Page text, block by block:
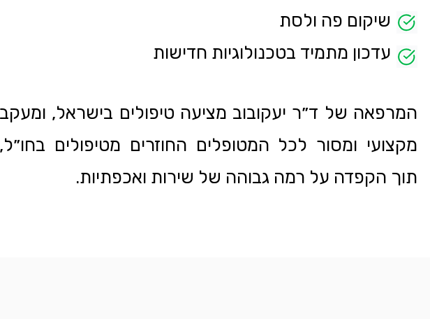
שיקום פה ולסת
עדכון מתמיד בטכנולוגיות חדישות
המרפאה של ד״ר יעקובוב מציעה טיפולים בישראל, ומעקב
מקצועי ומסור לכל המטופלים החוזרים מטיפולים בחו״ל,
תוך הקפדה על רמה גבוהה של שירות ואכפתיות.